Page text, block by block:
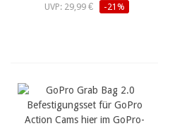
UVP: 29,99 €
-21%